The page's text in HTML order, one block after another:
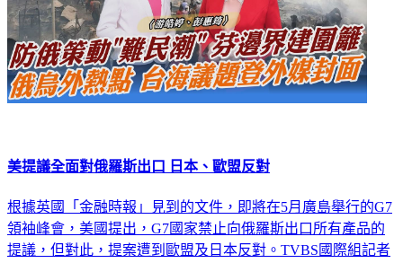
美提議全面對俄羅斯出口 日本、歐盟反對
根據英國「金融時報」見到的文件，即將在5月廣島舉行的G7
領袖峰會，美國提出，G7國家禁止向俄羅斯出口所有產品的
提議，但對此，提案遭到歐盟及日本反對。TVBS國際組記者